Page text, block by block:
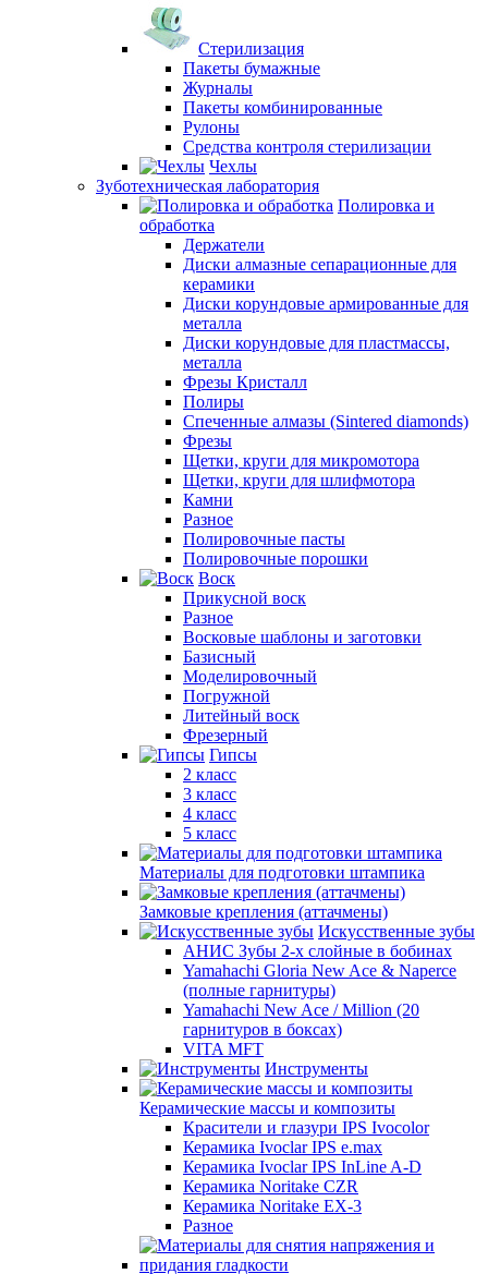
Стерилизация
Пакеты бумажные
Журналы
Пакеты комбинированные
Рулоны
Средства контроля стерилизации
Чехлы
Зуботехническая лаборатория
Полировка и
обработка
Держатели
Диски алмазные сепарационные для
керамики
Диски корундовые армированные для
металла
Диски корундовые для пластмассы,
металла
Фрезы Кристалл
Полиры
Спеченные алмазы (Sintered diamonds)
Фрезы
Щетки, круги для микромотора
Щетки, круги для шлифмотора
Камни
Разное
Полировочные пасты
Полировочные порошки
Воск
Прикусной воск
Разное
Восковые шаблоны и заготовки
Базисный
Моделировочный
Погружной
Литейный воск
Фрезерный
Гипсы
2 класс
3 класс
4 класс
5 класс
Материалы для подготовки штампика
Замковые крепления (аттачмены)
Искусственные зубы
АНИС Зубы 2-х слойные в бобинах
Yamahachi Gloria New Ace & Naperce
(полные гарнитуры)
Yamahachi New Ace / Million (20
гарнитуров в боксах)
VITA MFT
Инструменты
Керамические массы и композиты
Красители и глазури IPS Ivocolor
Керамика Ivoclar IPS e.max
Керамика Ivoclar IPS InLine A-D
Керамика Noritake CZR
Керамика Noritake EX-3
Разное